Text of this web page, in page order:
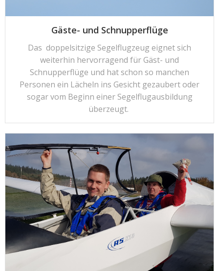
Gäste- und Schnupperflüge
Das doppelsitzige Segelflugzeug eignet sich
weiterhin hervorragend für Gäst- und
Schnupperflüge und hat schon so manchen
Personen ein Lächeln ins Gesicht gezaubert oder
sogar vom Beginn einer Segelflugausbildung
überzeugt.